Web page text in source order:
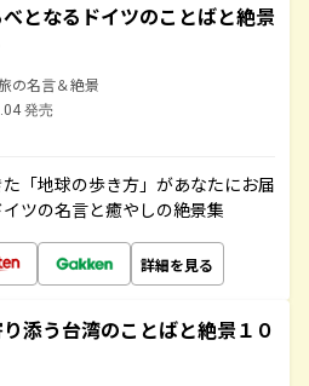
となるドイツのことばと絶景
の名言＆絶景
発売
「地球の歩き方」があなたにお届
ツの名言と癒やしの絶景集
詳細を見る
添う台湾のことばと絶景１０